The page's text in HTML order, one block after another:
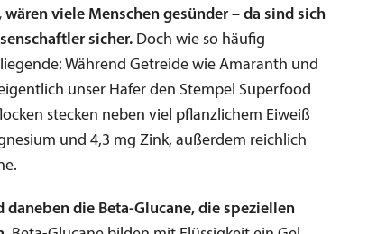
viele Menschen gesünder – da sind sich
sicher. Doch wie so häufig
Während Getreide wie Amaranth und
unser Hafer den Stempel Superfood
stecken neben viel pflanzlichem Eiweiß
und 4,3 mg Zink, außerdem reichlich
daneben die Beta-Glucane, die speziellen